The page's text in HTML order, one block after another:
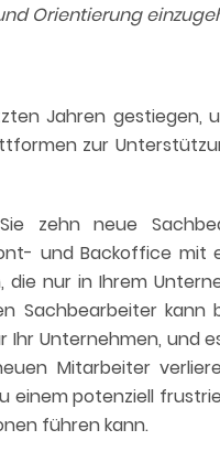
Orientierung
Jahren gestiegen,
zur
zehn neue
und Backoffice mit
nur in Ihrem
Sachbearbeiter kann
Unternehmen, und
Mitarbeiter
einem potenziell
führen kann.